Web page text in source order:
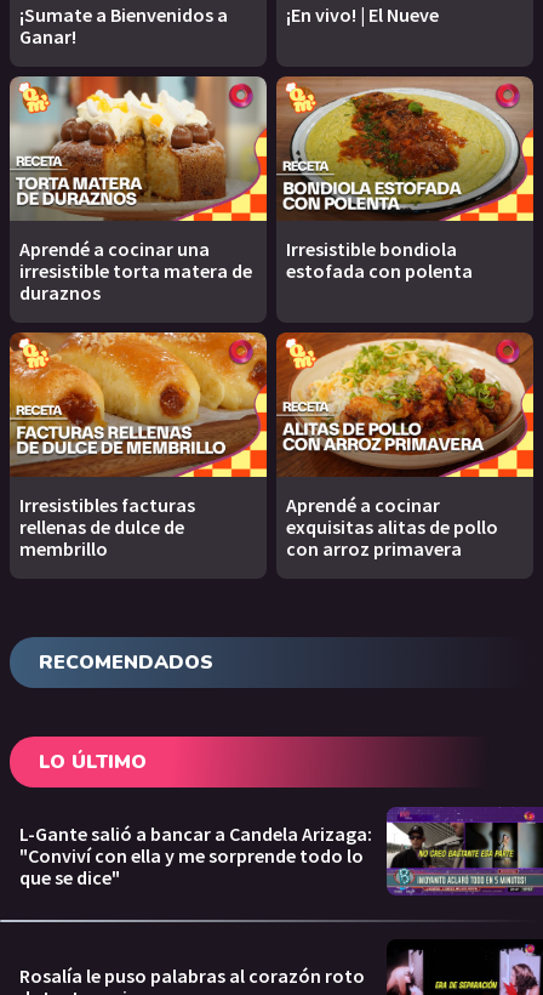
¡Sumate a Bienvenidos a
Ganar!
¡En vivo! | El Nueve
Aprendé a cocinar una
irresistible torta matera de
duraznos
Irresistible bondiola
estofada con polenta
Irresistibles facturas
rellenas de dulce de
membrillo
Aprendé a cocinar
exquisitas alitas de pollo
con arroz primavera
RECOMENDADOS
LO ÚLTIMO
L-Gante salió a bancar a Candela Arizaga:
"Conviví con ella y me sorprende todo lo
que se dice"
Rosalía le puso palabras al corazón roto